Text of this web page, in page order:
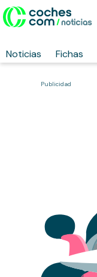
Noticias Fichas
Publicidad